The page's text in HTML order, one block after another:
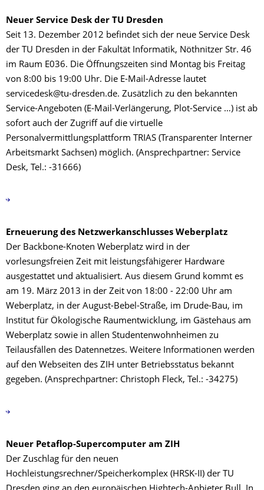
Neuer Service Desk der TU Dresden
Seit 13. Dezember 2012 befindet sich der neue Service Desk
der TU Dresden in der Fakultät Informatik, Nöthnitzer Str. 46
im Raum E036. Die Öffnungszeiten sind Montag bis Freitag
von 8:00 bis 19:00 Uhr. Die E-Mail-Adresse lautet
servicedesk@tu-dresden.de. Zusätzlich zu den bekannten
Service-Angeboten (E-Mail-Verlängerung, Plot-Service …) ist ab
sofort auch der Zugriff auf die virtuelle
Personalvermittlungsplattform TRIAS (Transparenter Interner
Arbeitsmarkt Sachsen) möglich. (Ansprechpartner: Service
Desk, Tel.: -31666)
Erneuerung des Netzwerkanschlusses Weberplatz
Der Backbone-Knoten Weberplatz wird in der
vorlesungsfreien Zeit mit leistungsfähigerer Hardware
ausgestattet und aktualisiert. Aus diesem Grund kommt es
am 19. März 2013 in der Zeit von 18:00 - 22:00 Uhr am
Weberplatz, in der August-Bebel-Straße, im Drude-Bau, im
Institut für Ökologische Raumentwicklung, im Gästehaus am
Weberplatz sowie in allen Studentenwohnheimen zu
Teilausfällen des Datennetzes. Weitere Informationen werden
auf den Webseiten des ZIH unter Betriebsstatus bekannt
gegeben. (Ansprechpartner: Christoph Fleck, Tel.: -34275)
Neuer Petaflop-Supercomputer am ZIH
Der Zuschlag für den neuen
Hochleistungsrechner/Speicherkomplex (HRSK-II) der TU